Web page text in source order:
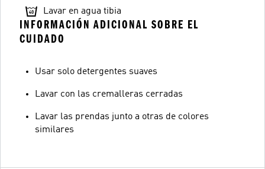
Lavar en agua tibia
INFORMACIÓN ADICIONAL SOBRE EL
CUIDADO
Usar solo detergentes suaves
Lavar con las cremalleras cerradas
Lavar las prendas junto a otras de colores
similares